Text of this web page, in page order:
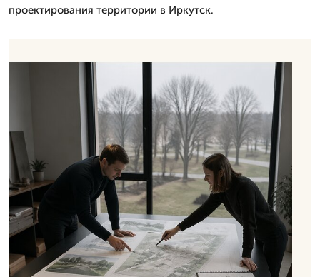
проектирования территории в Иркутск.